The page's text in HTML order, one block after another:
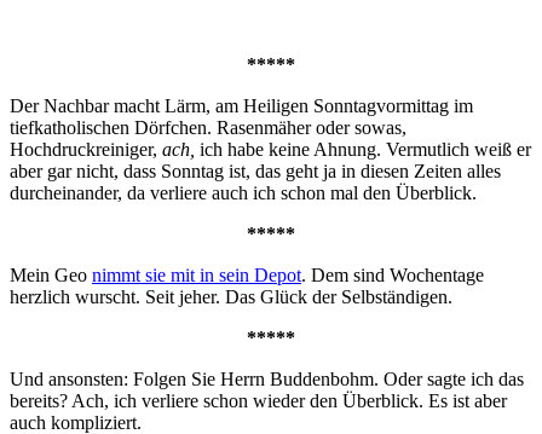
*****
Der Nachbar macht Lärm, am Heiligen Sonntagvormittag im
tiefkatholischen Dörfchen. Rasenmäher oder sowas,
Hochdruckreiniger, ach, ich habe keine Ahnung. Vermutlich weiß er
aber gar nicht, dass Sonntag ist, das geht ja in diesen Zeiten alles
durcheinander, da verliere auch ich schon mal den Überblick.
*****
Mein Geo nimmt sie mit in sein Depot. Dem sind Wochentage
herzlich wurscht. Seit jeher. Das Glück der Selbständigen.
*****
Und ansonsten: Folgen Sie Herrn Buddenbohm. Oder sagte ich das
bereits? Ach, ich verliere schon wieder den Überblick. Es ist aber
auch kompliziert.